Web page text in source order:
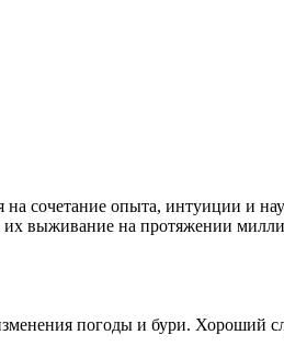
сочетание опыта, интуиции и
их выживание на протяжении
погоды и бури. Хороший